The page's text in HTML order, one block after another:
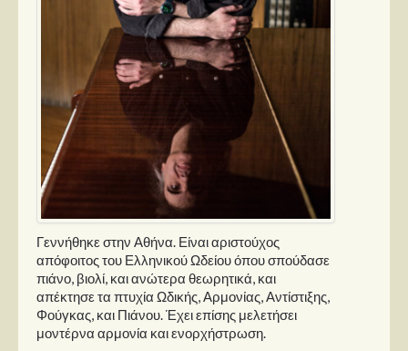
Video News
Καλλιτέχνες
Μουσικοί
Διάφοροι
Εκτός Συνόρων
Στήλες
Polls
Small Talk
Blog
Γεννήθηκε στην Αθήνα. Είναι αριστούχος
απόφοιτος του Ελληνικού Ωδείου όπου σπούδασε
πιάνο, βιολί, και ανώτερα θεωρητικά, και
απέκτησε τα πτυχία Ωδικής, Αρμονίας, Αντίστιξης,
Φούγκας, και Πιάνου. Έχει επίσης μελετήσει
μοντέρνα αρμονία και ενορχήστρωση.